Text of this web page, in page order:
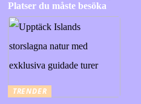
Platser du måste besöka
TRENDER